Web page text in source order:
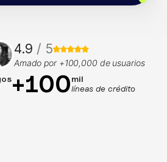
4.9 / 5
Amado por +100,000 de usuarios
+100mil
líneas de crédito